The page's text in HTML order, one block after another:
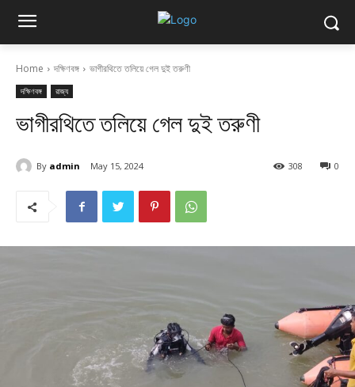
Home দক্ষিণবঙ্গ ভাগীরথিতে তলিয়ে গেল দুই তরুণী
দক্ষিণবঙ্গ রাজ্য
ভাগীরথিতে তলিয়ে গেল দুই তরুণী
By admin May 15, 2024 0
308